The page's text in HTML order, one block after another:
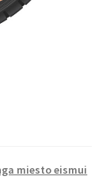
miesto eismui